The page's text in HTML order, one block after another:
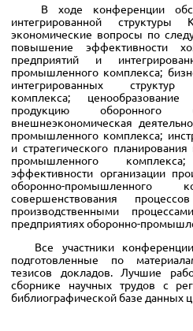
В ходе конференции
интегрированной структуры
экономические вопросы по
повышение эффективности
предприятий и
промышленного комплекса;
интегрированных структур
комплекса;
продукцию оборонного
внешнеэкономическая
промышленного комплекса;
и стратегического
промышленного
эффективности организации
оборонно-промышленного
совершенствования
производственными
предприятиях оборонно-
Все участники
подготовленные по
тезисов докладов. Лучшие
сборнике научных трудов с
библиографической базе данных